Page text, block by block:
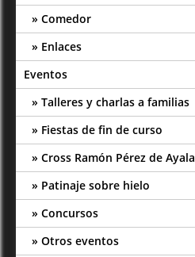
Comedor
Enlaces
Eventos
Talleres y charlas a familias
Fiestas de fin de curso
Cross Ramón Pérez de Ayala
Patinaje sobre hielo
Concursos
Otros eventos